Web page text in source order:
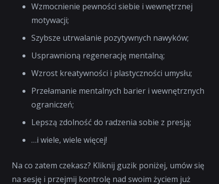
Wzmocnienie pewności siebie i wewnętrznej
motywacji;
Szybsze utrwalanie pozytywnych nawyków;
Usprawnioną regenerację mentalną;
Wzrost kreatywności i plastyczności umysłu;
Przełamanie mentalnych barier i wewnętrznych
ograniczeń;
Lepszą zdolność do radzenia sobie z presją;
…i wiele, wiele więcej!
Na co zatem czekasz? Kliknij guzik poniżej, umów się
na sesję i przejmij kontrolę nad swoim życiem już